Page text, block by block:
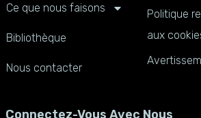
Ce que nous faisons
Bibliothèque
Nous contacter
Politique
aux
Connectez-Vous Avec Nous